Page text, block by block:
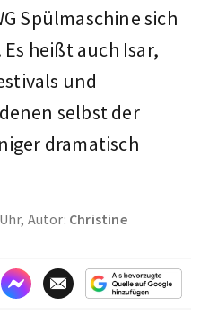
Spülmaschine sich
heißt auch Isar,
und
selbst der
dramatisch
Autor: Christine